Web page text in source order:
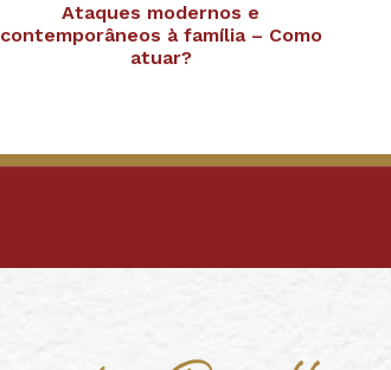
Ataques modernos e
contemporâneos à família – Como
atuar?